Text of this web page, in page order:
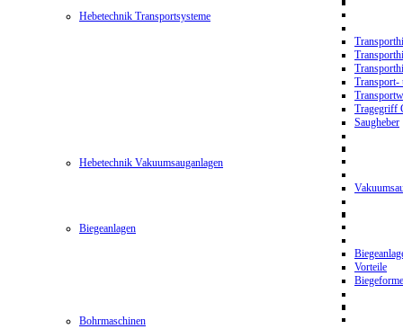
Hebetechnik Transportsysteme
Transport-
Tragegriff
Saugheber
Hebetechnik Vakuumsauganlagen
Biegeanlagen
Vorteile
Bohrmaschinen